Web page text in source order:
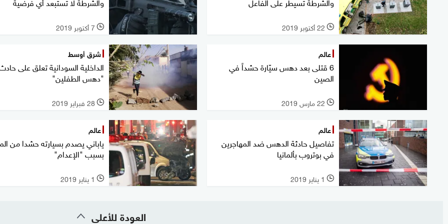
l 22 أكتوبر 2019 l 7 أكتوبر 2019
عالم
6 قتلى بعد دهس سيّارة حشداً في
الصين
l 22 مارس 2019
شرق أوسط
الداخلية السودانية تعلق على
"دهس الطفلين"
l 28 فبراير 2019
عالم
تفاصيل حادثة الدهس ضد المهاجرين
في بوتروب بألمانيا
l 1 يناير 2019
عالم
ياباني يصدم بسيارته حشدا من
بسبب "الإعدام"
l 1 يناير 2019
العودة للأعلى